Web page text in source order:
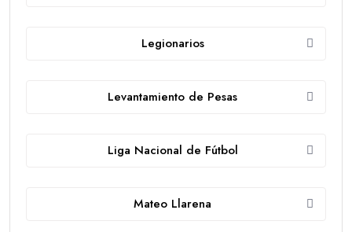
Legionarios
Levantamiento de Pesas
Liga Nacional de Fútbol
Mateo Llarena